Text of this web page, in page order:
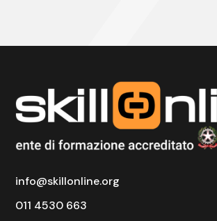
info@skillonline.org
011 4530 663